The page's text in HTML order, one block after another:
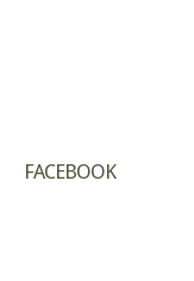
FACEBOOK